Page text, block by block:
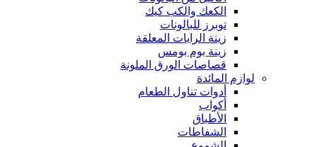
الكعك والكب كيك
توبرز للبالونات
زينة الرايات المعلقة
زينة بوم بومس
قصاصات الورق الملونة
لوازم المائدة
أدوات تناول الطعام
أكواب
الأطباق
الشفاطات